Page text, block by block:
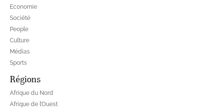
Economie
Société
People
Culture
Médias
Sports
Régions
Afrique du Nord
Afrique de l’Ouest